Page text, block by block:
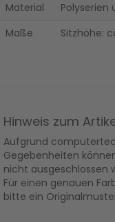
Material
Polyserien
Maße
Sitzhöhe:
Hinweis zum
Aufgrund
Gegebenheiten
nicht ausgeschlossen
Für einen genauen
bitte ein